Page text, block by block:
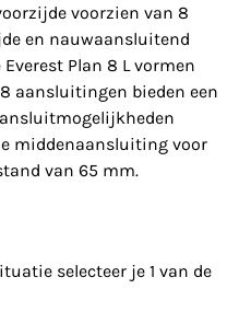
voorzien van 8
en nauwaansluitend
Plan 8 L vormen
aansluitingen bieden een
middenaansluiting voor
van 65 mm.
selecteer je 1 van de